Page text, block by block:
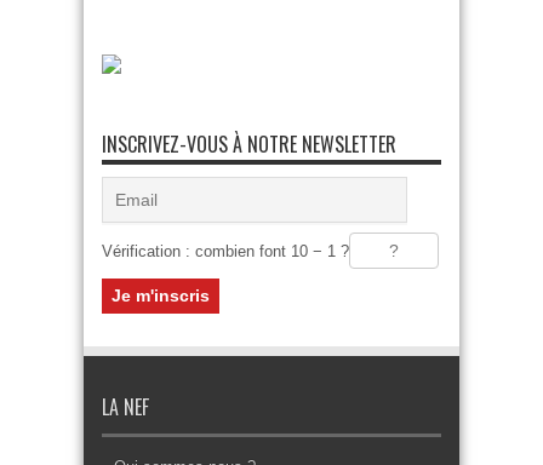
INSCRIVEZ-VOUS À NOTRE NEWSLETTER
Vérification : combien font 10 − 1 ?
LA NEF